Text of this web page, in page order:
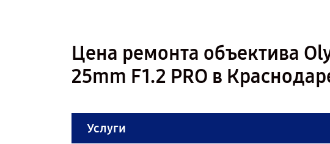
Цена ремонта объектива
25mm F1.2 PRO в
Услуги